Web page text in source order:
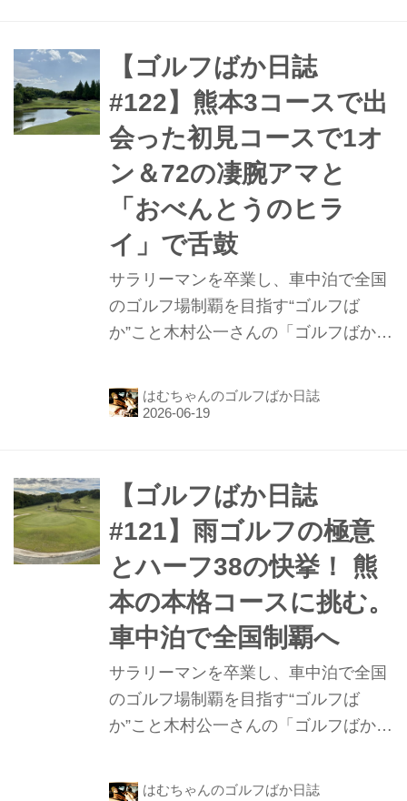
場、阿蘇グリーンヒルカントリークラ
ブの4コースを攻略したお話です。
【ゴルフばか日誌
#122】熊本3コースで出
会った初見コースで1オ
ン＆72の凄腕アマと
「おべんとうのヒラ
イ」で舌鼓
サラリーマンを卒業し、車中泊で全国
のゴルフ場制覇を目指す“ゴルフば
か”こと木村公一さんの「ゴルフばか日
き」で車中泊して終わっています。今
回はその続きで、ワールドカントリー
略したお話です。
はむちゃんのゴルフばか日誌
【ゴルフばか日誌
#121】雨ゴルフの極意
とハーフ38の快挙！ 熊
本の本格コースに挑む。
車中泊で全国制覇へ
サラリーマンを卒業し、車中泊で全国
のゴルフ場制覇を目指す“ゴルフば
か”こと木村公一さんの「ゴルフばか日
むた」で車中泊して終わっています。
はむちゃんのゴルフばか日誌